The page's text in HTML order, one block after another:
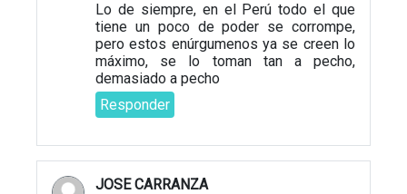
Lo de siempre, en el Perú todo el que
tiene un poco de poder se corrompe,
pero estos enúrgumenos ya se creen lo
máximo, se lo toman tan a pecho,
demasiado a pecho
Responder
JOSE CARRANZA